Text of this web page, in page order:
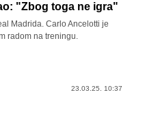
"Zbog toga ne igra"
Madrida. Carlo Ancelotti je
radom na treningu.
23.03.25. 10:37